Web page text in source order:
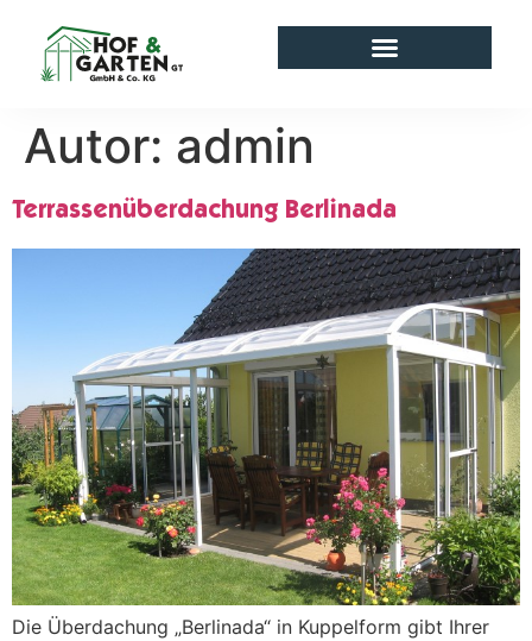
Autor: admin
Terrassenüberdachung Berlinada
Die Überdachung „Berlinada“ in Kuppelform gibt Ihrer